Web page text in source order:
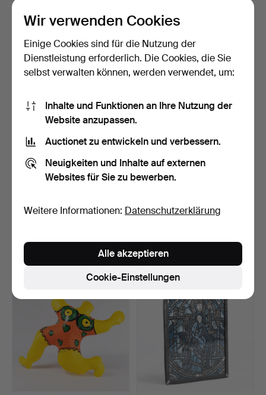
Textilarbeit mit Applikat…
Beendet 15. Jul 2026
1 Gebot
22 USD
Stk., Fische.
Beendet 14. Jul 2026
2 Gebote
27 USD
ÅKE JÖNSSON. Sammlung
von Modellen und Ski…
8 Gebote
ALEXIUS HUBER. Relief,
signiert, nummerier…
1 Gebot
22 USD
Wir verwenden Cookies
Einige Cookies sind für die Nutzung der
Dienstleistung erforderlich. Die Cookies, die Sie
selbst verwalten können, werden verwendet, um:
Inhalte und Funktionen an Ihre Nutzung der
Website anzupassen.
Auctionet zu entwickeln und verbessern.
Neuigkeiten und Inhalte auf externen
Websites für Sie zu bewerben.
Weitere Informationen: Datenschutzerklärung
Cookie-Einstellungen
Alle akzeptieren